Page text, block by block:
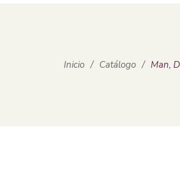
Inicio / Catálogo / Man,